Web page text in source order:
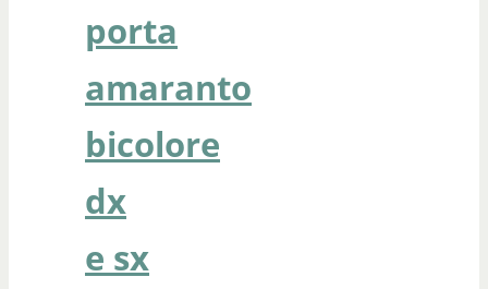
porta
amaranto
bicolore
dx
e sx